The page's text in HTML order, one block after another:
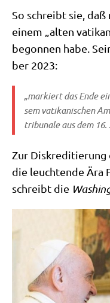
So schreibt sie, daß
einem „alten
begon­nen habe.
ber 2023:
„mar­kiert das Ende
sem vati­ka­ni­schen
tri­bu­na­le aus dem
Zur Dis­kre­di­tie­rung
die leuch­ten­de Ära
schreibt die